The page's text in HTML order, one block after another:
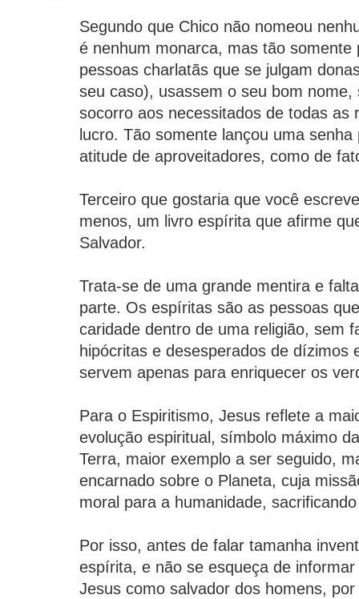
Segundo que Chico não nomeou
é nenhum monarca, mas tão somente
pessoas charlatãs que se julgam
seu caso), usassem o seu bom nome,
socorro aos necessitados de todas as
lucro. Tão somente lançou uma
atitude de aproveitadores, como de
Terceiro que gostaria que você
menos, um livro espírita que afirme
Salvador.
Trata-se de uma grande mentira e
parte. Os espíritas são as pessoas
caridade dentro de uma religião, sem
hipócritas e desesperados de dízimos
servem apenas para enriquecer os
Para o Espiritismo, Jesus reflete a
evolução espiritual, símbolo máximo
Terra, maior exemplo a ser seguido,
encarnado sobre o Planeta, cuja
moral para a humanidade,
Por isso, antes de falar tamanha
espírita, e não se esqueça de
Jesus como salvador dos homens, por